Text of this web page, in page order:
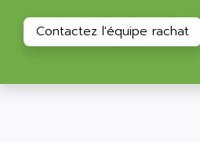
PWE
CL300
ALLIED TELESYN
ALLIED VISION
ALLISON
Contactez l'équipe rachat